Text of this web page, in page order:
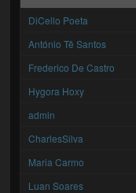
DiCello Poeta
António Tê Santos
Frederico De Castro
Hygora Hoxy
admin
CharlesSilva
Maria Carmo
Luan Soares